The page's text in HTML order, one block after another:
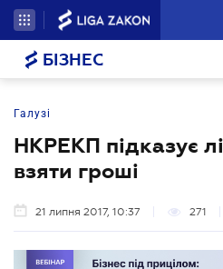
БІЗНЕС
Галузі
НКРЕКП підказує
взяти гроші
21 липня 2017, 10:37 271